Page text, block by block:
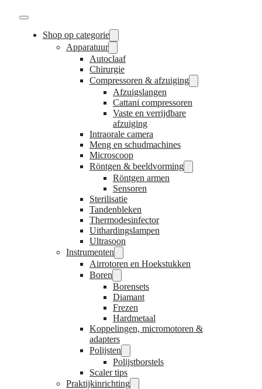
Shop op categorie
Apparatuur
Autoclaaf
Chirurgie
Compressoren & afzuiging
Afzuigslangen
Cattani compressoren
Vaste en verrijdbare
afzuiging
Intraorale camera
Meng en schudmachines
Microscoop
Röntgen & beeldvorming
Röntgen armen
Sensoren
Sterilisatie
Tandenbleken
Thermodesinfector
Uithardingslampen
Ultrasoon
Instrumenten
Airrotoren en Hoekstukken
Boren
Borensets
Diamant
Frezen
Hardmetaal
Koppelingen, micromotoren &
adapters
Polijsten
Polijstborstels
Scaler tips
Praktijkinrichting